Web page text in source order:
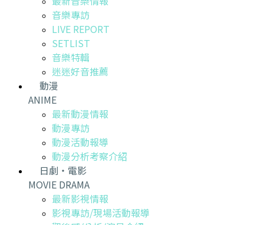
音樂專訪
LIVE REPORT
SETLIST
音樂特輯
迷迷好音推薦
動漫
ANIME
最新動漫情報
動漫專訪
動漫活動報導
動漫分析考察介紹
日劇・電影
MOVIE DRAMA
最新影視情報
影視專訪/現場活動報導